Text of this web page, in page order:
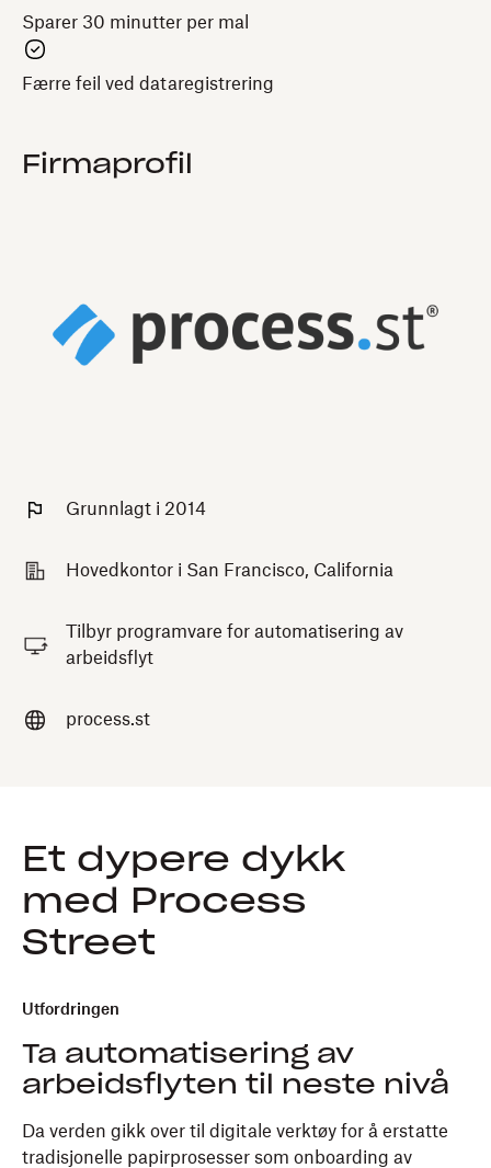
Sparer 30 minutter per mal
Færre feil ved dataregistrering
Firmaprofil
Grunnlagt i 2014
Hovedkontor i San Francisco, California
Tilbyr programvare for automatisering av
arbeidsflyt
process.st
Et dypere dykk
med Process
Street
Utfordringen
Ta automatisering av
arbeidsflyten til neste nivå
Da verden gikk over til digitale verktøy for å erstatte
tradisjonelle papirprosesser som onboarding av